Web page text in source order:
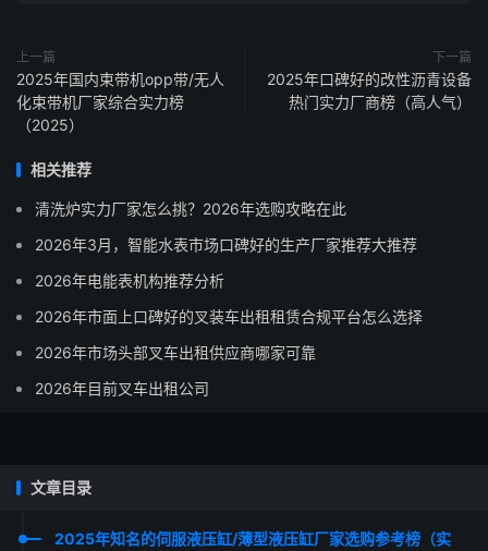
上一篇
2025年国内束带机opp带/无人
化束带机厂家综合实力榜
（2025）
下一篇
2025年口碑好的改性沥青设备
热门实力厂商榜（高人气）
相关推荐
清洗炉实力厂家怎么挑？2026年选购攻略在此
2026年3月，智能水表市场口碑好的生产厂家推荐大推荐
2026年电能表机构推荐分析
2026年市面上口碑好的叉装车出租租赁合规平台怎么选择
2026年市场头部叉车出租供应商哪家可靠
2026年目前叉车出租公司
文章目录
2025年知名的伺服液压缸/薄型液压缸厂家选购参考榜（实